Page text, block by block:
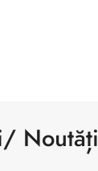
Noutăți